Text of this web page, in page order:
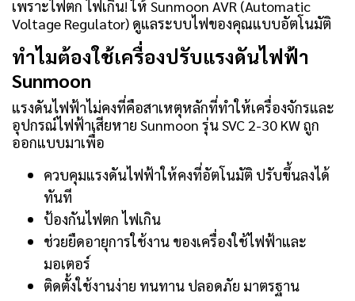
เพราะไฟตก ไฟเกิน! ให้ Sunmoon AVR (Automatic
Voltage Regulator) ดูแลระบบไฟของคุณแบบอัตโนมัติ
ทำไมต้องใช้เครื่องปรับแรงดันไฟฟ้า
Sunmoon
แรงดันไฟฟ้าไม่คงที่คือสาเหตุหลักที่ทำให้เครื่องจักรและ
อุปกรณ์ไฟฟ้าเสียหาย Sunmoon รุ่น SVC 2-30 KW ถูก
ออกแบบมาเพื่อ
ควบคุมแรงดันไฟฟ้าให้คงที่อัตโนมัติ ปรับขึ้นลงได้
ทันที
ป้องกันไฟตก ไฟเกิน
ช่วยยืดอายุการใช้งาน ของเครื่องใช้ไฟฟ้าและ
มอเตอร์
ติดตั้งใช้งานง่าย ทนทาน ปลอดภัย มาตรฐาน